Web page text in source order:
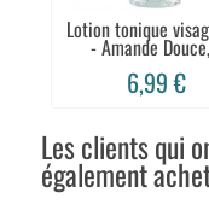
Lotion tonique
- Amande
6,99 €
Les clients qui
également